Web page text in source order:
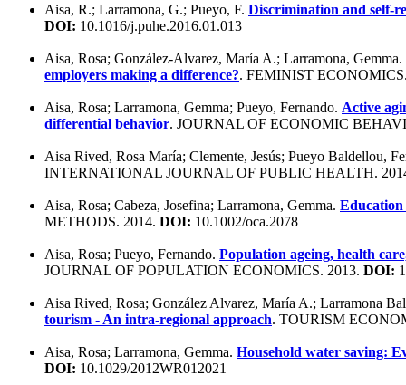
Aisa, R.; Larramona, G.; Pueyo, F. Discrimination and self-
DOI: 10.1016/j.puhe.2016.01.013
Aisa, Rosa; González-Alvarez, María A.; Larramona, Gemma.
employers making a difference?. FEMINIST
Aisa, Rosa; Larramona, Gemma; Pueyo, Fernando. Active
differential behavior. JOURNAL OF ECONOMIC
Aisa Rived, Rosa María; Clemente, Jesús; Pueyo Baldellou,
INTERNATIONAL JOURNAL OF PUBLIC HEALTH.
Aisa, Rosa; Cabeza, Josefina; Larramona, Gemma. Education
METHODS. 2014. DOI: 10.1002/oca.2078
Aisa, Rosa; Pueyo, Fernando. Population ageing, health
JOURNAL OF POPULATION ECONOMICS. 2013. DOI:
Aisa Rived, Rosa; González Alvarez, María A.; Larramona
tourism - An intra-regional approach. TOURISM
Aisa, Rosa; Larramona, Gemma. Household water saving:
DOI: 10.1029/2012WR012021